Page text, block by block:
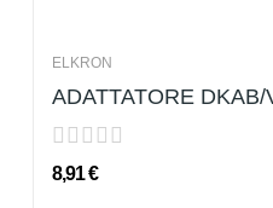
ELKRON
ADATTATORE DKAB/
8,91 €